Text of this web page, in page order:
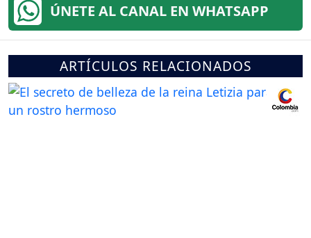
ÚNETE AL CANAL EN WHATSAPP
ARTÍCULOS RELACIONADOS